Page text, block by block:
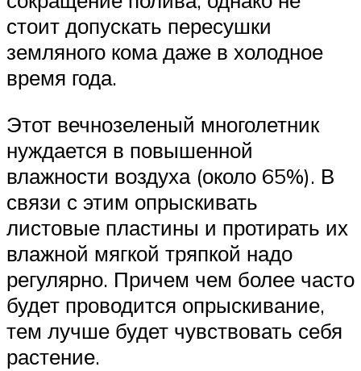
стоит допускать пересушки
земляного кома даже в холодное
время года.
Этот вечнозеленый многолетник
нуждается в повышенной
влажности воздуха (около 65%). В
связи с этим опрыскивать
листовые пластины и протирать их
влажной мягкой тряпкой надо
регулярно. Причем чем более часто
будет проводится опрыскивание,
тем лучше будет чувствовать себя
растение.